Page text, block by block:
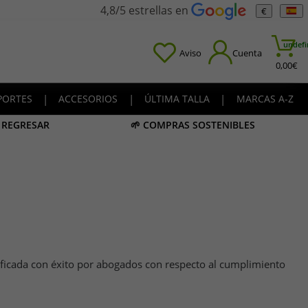
4,8/5 estrellas en €
Aviso Cuenta
0,00€
| ACCESORIOS | ÚLTIMA TALLA |
MARCAS A-Z
🌱 COMPRAS SOSTENIBLES
con éxito por abogados con respecto al cumplimiento